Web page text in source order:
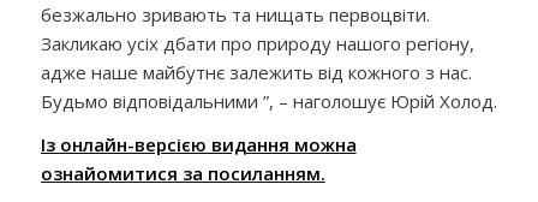
безжально зривають та нищать первоцвіти.
Закликаю усіх дбати про природу нашого регіону,
адже наше майбутнє залежить від кожного з нас.
Будьмо відповідальними ”, – наголошує Юрій Холод.
Із онлайн-версією видання можна
ознайомитися за посиланням.